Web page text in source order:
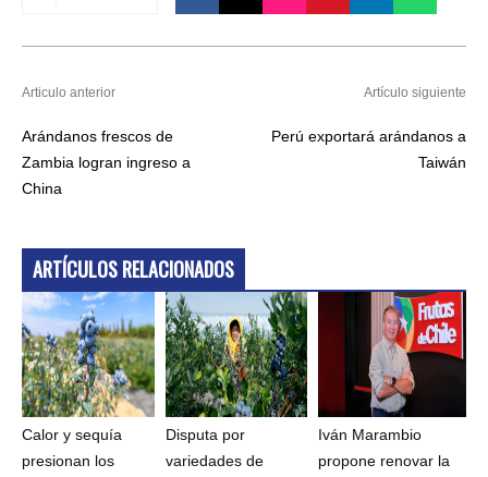
Articulo anterior
Arándanos frescos de
Zambia logran ingreso a
China
Artículo siguiente
Perú exportará arándanos a
Taiwán
ARTÍCULOS RELACIONADOS
Calor y sequía
presionan los
Disputa por
variedades de
Iván Marambio
propone renovar la